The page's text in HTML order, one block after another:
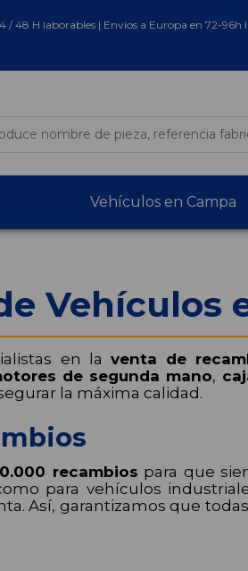
/ 48 H laborables | Envíos a Europa en 72-96h
Vehículos en Campa
Vehículos
en la venta de
de segunda mano,
la máxima calidad.
recambios para que
para vehículos
Así, garantizamos que